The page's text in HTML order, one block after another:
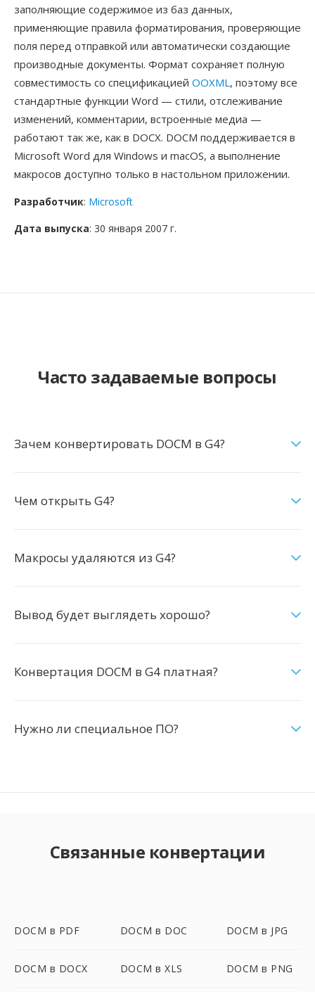
заполняющие содержимое из баз данных,
применяющие правила форматирования, проверяющие
поля перед отправкой или автоматически создающие
производные документы. Формат сохраняет полную
совместимость со спецификацией OOXML, поэтому все
стандартные функции Word — стили, отслеживание
изменений, комментарии, встроенные медиа —
работают так же, как в DOCX. DOCM поддерживается в
Microsoft Word для Windows и macOS, а выполнение
макросов доступно только в настольном приложении.
Разработчик: Microsoft
Дата выпуска: 30 января 2007 г.
Часто задаваемые вопросы
Зачем конвертировать DOCM в G4?
Чем открыть G4?
Макросы удаляются из G4?
Вывод будет выглядеть хорошо?
Конвертация DOCM в G4 платная?
Нужно ли специальное ПО?
Связанные конвертации
DOCM в PDF DOCM в DOC DOCM в JPG
DOCM в DOCX DOCM в XLS DOCM в PNG